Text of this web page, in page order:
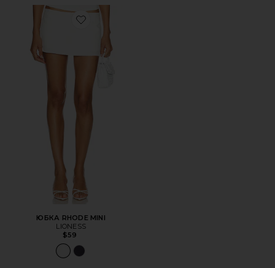
Favorite ЮБКА RHODE MINI
ЮБКА RHODE MINI
LIONESS
$59